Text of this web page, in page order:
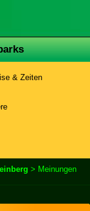
& Zeiten
> Meinungen